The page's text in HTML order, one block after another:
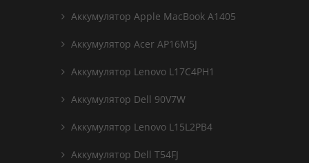
Аккумулятор Apple MacBook A1405
Аккумулятор Acer AP16M5J
Аккумулятор Lenovo L17C4PH1
Аккумулятор Dell 90V7W
Аккумулятор Lenovo L15L2PB4
Аккумулятор Dell T54FJ